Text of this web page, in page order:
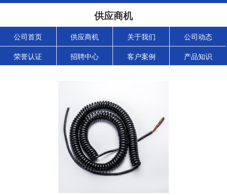
供应商机
公司首页 供应商机 关于我们 公司动态
荣誉认证 招聘中心 客户案例 产品知识